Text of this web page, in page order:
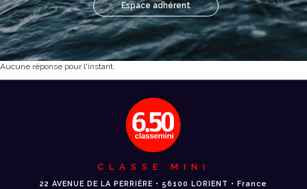
Espace adhérent
Aucune réponse pour l'instant.
CLASSE MINI
22 AVENUE DE LA PERRIÈRE • 56100 LORIENT • France